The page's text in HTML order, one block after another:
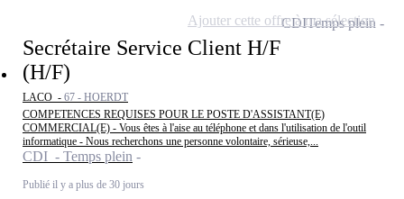
Secrétaire Service Client H/F
(H/F)
LACO - 67 - HOERDT
COMPETENCES REQUISES POUR LE POSTE D'ASSISTANT(E)
COMMERCIAL(E) - Vous êtes à l'aise au téléphone et dans l'utilisation de l'outil
informatique - Nous recherchons une personne volontaire, sérieuse,...
CDI - Temps plein
Publié il y a plus de 30 jours
CDITemps plein
Ajouter cette offre à ma sélection